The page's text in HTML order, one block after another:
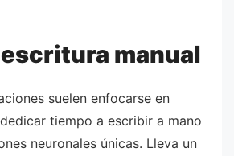
manual
suelen enfocarse en
tiempo a escribir a mano
neuronales únicas. Lleva un